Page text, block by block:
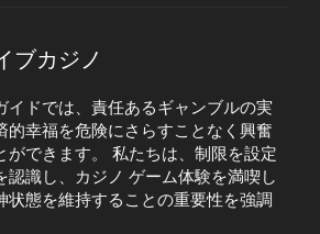
ブカジノ
イドでは、責任あるギャンブルの実
的幸福を危険にさらすことなく興奮
ができます。 私たちは、制限を設定
認識し、カジノ ゲーム体験を満喫し
状態を維持することの重要性を強調